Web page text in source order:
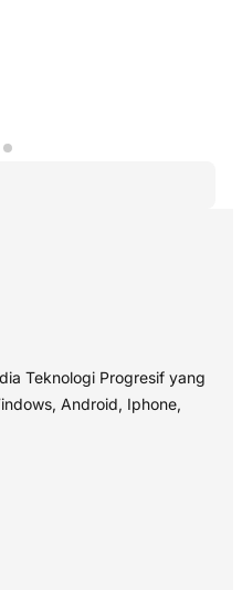
Teknologi Progresif yang
Android, Iphone,